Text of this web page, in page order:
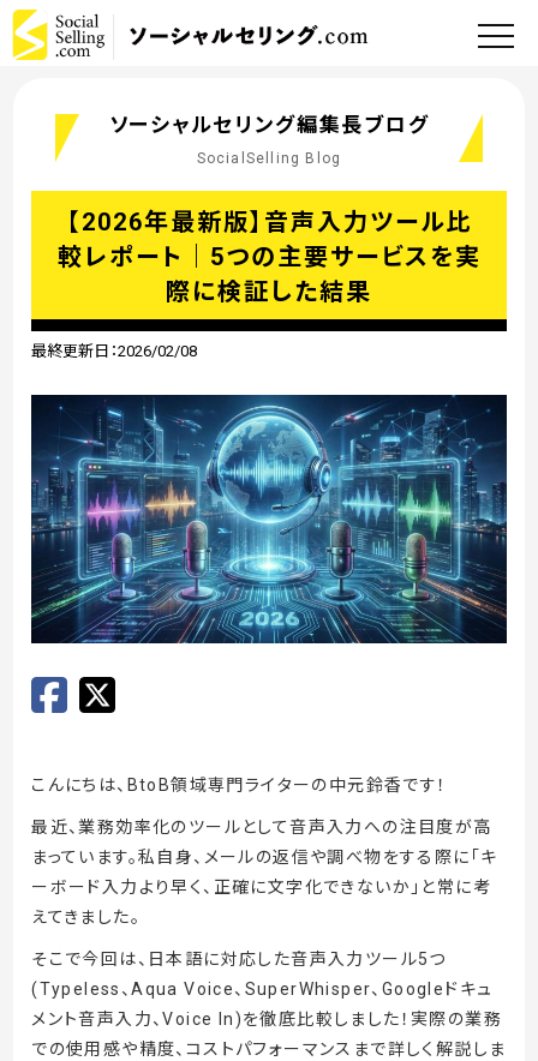
ソーシャルセリング編集長ブログ
SocialSelling Blog
【2026年最新版】音声入力ツール比
較レポート｜5つの主要サービスを実
際に検証した結果
最終更新日：2026/02/08
こんにちは、BtoB領域専門ライターの中元鈴香です！
最近、業務効率化のツールとして音声入力への注目度が高
まっています。私自身、メールの返信や調べ物をする際に「キ
ーボード入力より早く、正確に文字化できないか」と常に考
えてきました。
そこで今回は、日本語に対応した音声入力ツール5つ
(Typeless、Aqua Voice、SuperWhisper、Googleドキュ
メント音声入力、Voice In)を徹底比較しました！実際の業務
での使用感や精度、コストパフォーマンスまで詳しく解説しま